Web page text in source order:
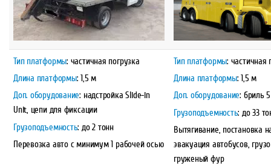
Тип платформы: частичная погрузка
Длина платформы: 1,5 м
Доп. оборудование: надстройка Slide-in
Unit, цепи для фиксации
Грузоподъемность: до 2 тонн
Перевозка авто с минимум 1 рабочей осью
Тип платформы: частичная
Длина платформы: 1,5 м
Доп. оборудование: бриль
Грузоподъемность: до 33
Вытягивание, постановка
эвакуация автобусов,
груженый фур